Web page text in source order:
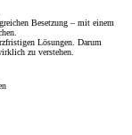
Besetzung – mit einem
Lösungen. Darum
zu verstehen.